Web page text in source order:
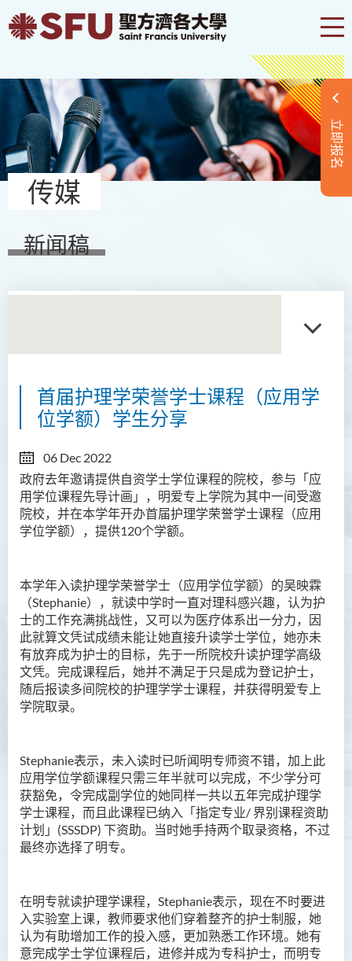
立即报名
传媒
新闻稿
首届护理学荣誉学士课程（应用学
位学额）学生分享
06 Dec 2022
政府去年邀请提供自资学士学位课程的院校，参与「应
用学位课程先导计画」，明爱专上学院为其中一间受邀
院校，并在本学年开办首届护理学荣誉学士课程（应用
学位学额）
， 提供120个学额。
本学年入读护理学荣誉学士（应用学位学额）的吴映霖
（Stephanie）
，就读中学时一直对理科感兴趣，认为护
士的工作充满挑战性，又可以为医疗体系出一分力，因
此就算文凭试成绩未能让她直接升读学士学位，她亦未
有放弃成为护士的目标，先于一所院校升读护理学高级
文凭。 完成课程后，她并不满足于只是成为登记护士，
随后报读多间院校的护理学学士课程，并获得明爱专上
学院取录。
Stephanie表示，未入读时已听闻明专师资不错，加上此
应用学位学额课程只需三年半就可以完成，不少学分可
获豁免，令完成副学位的她同样一共以五年完成护理学
学士课程，而且此课程已纳入「指定专业/ 界别课程资助
计划」 (SSSDP) 下资助。
当时她手持两个取录资格，不过
最终亦选择了明专。
在明专就读护理学课程， Stephanie表示，现在不时要进
入实验室上课，教师要求他们穿着整齐的护士制服，她
认为有助增加工作的投入感，更加熟悉工作环境。她有
意完成学士学位课程后，进修并成为专科护士，而明专